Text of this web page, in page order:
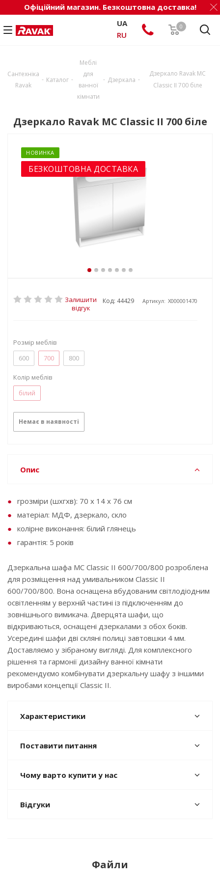
Офіційний магазин. Безкоштовна доставка!
0
UA
RU
Сантехніка
Ravak
- Каталог -
Меблі
для
ванної
кімнати
- Дзеркала -
Дзеркало Ravak МС
Classic II 700 біле
Дзеркало Ravak МС Classic II 700 біле
НОВИНКА
БЕЗКОШТОВНА ДОСТАВКА
Залишити
відгук
Код: 44429 Артикул: X000001470
Розмір меблів
600
700 800
Колір меблів
білий
Немає в наявності
Опис
rрозміри (шxгxв): 70 x 14 x 76 см
матеріал: МДФ, дзеркало, скло
колірне виконання: білий глянець
гарантія: 5 років
Дзеркальна шафа MC Classic II 600/700/800 розроблена
для розміщення над умивальником Classic II
600/700/800. Вона оснащена вбудованим світлодіодним
освітленням у верхній частині із підключенням до
зовнішнього вимикача. Дверцята шафи, що
відкриваються, оснащені дзеркалами з обох боків.
Усередині шафи дві скляні полиці завтовшки 4 мм.
Доставляємо у зібраному вигляді. Для комплексного
рішення та гармонії дизайну ванної кімнати
рекомендуємо комбінувати дзеркальну шафу з іншими
виробами концепції Classic II.
Характеристики
Поставити питання
Чому варто купити у нас
Відгуки
Файли